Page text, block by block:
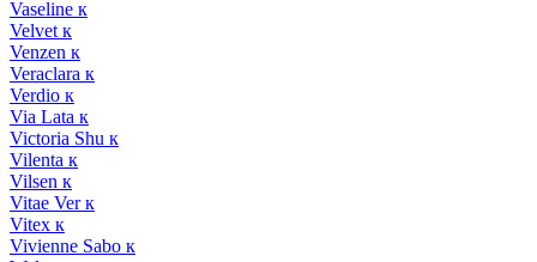
Vaseline к
Velvet к
Venzen к
Veraclara к
Verdio к
Via Lata к
Victoria Shu к
Vilenta к
Vilsen к
Vitae Ver к
Vitex к
Vivienne Sabo к